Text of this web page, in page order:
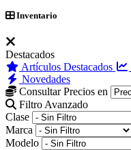
Inventario
Destacados
Artículos Destacados
Novedades
Consultar Precios en
Filtro Avanzado
Clase
Marca
Modelo